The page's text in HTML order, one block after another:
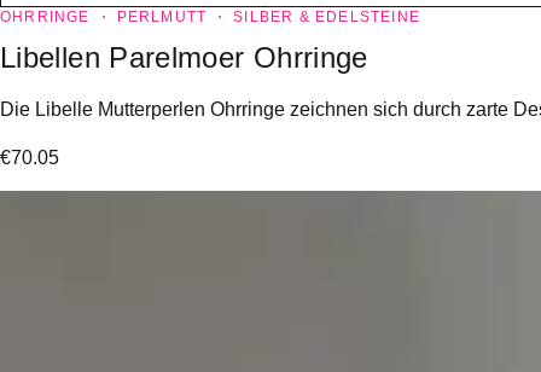
OHRRINGE PERLMUTT SILBER & EDELSTEINE
Libellen Parelmoer Ohrringe
Die Libelle Mutterperlen Ohrringe zeichnen sich durch zarte
€70.05